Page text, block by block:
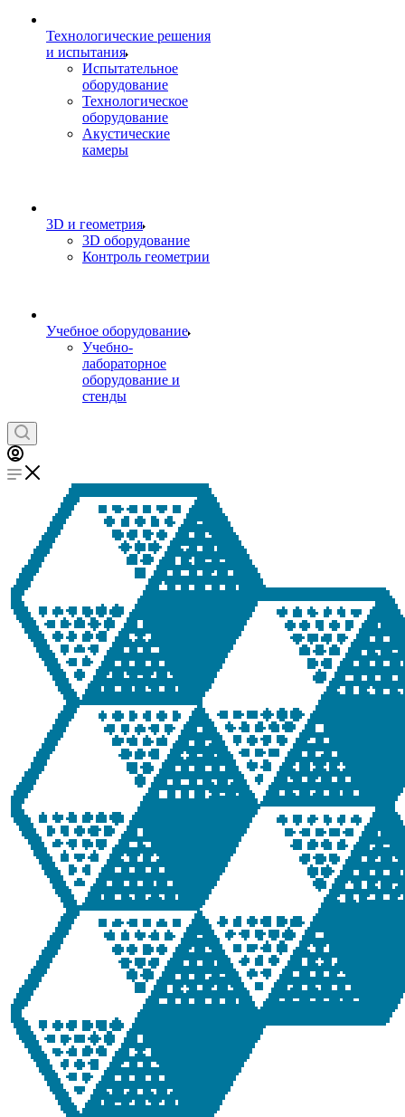
Технологические решения
и испытания
Испытательное
оборудование
Технологическое
оборудование
Акустические
камеры
3D и геометрия
3D оборудование
Контроль геометрии
Учебное оборудование
Учебно-
лабораторное
оборудование и
стенды